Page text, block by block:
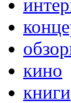
кино
книги